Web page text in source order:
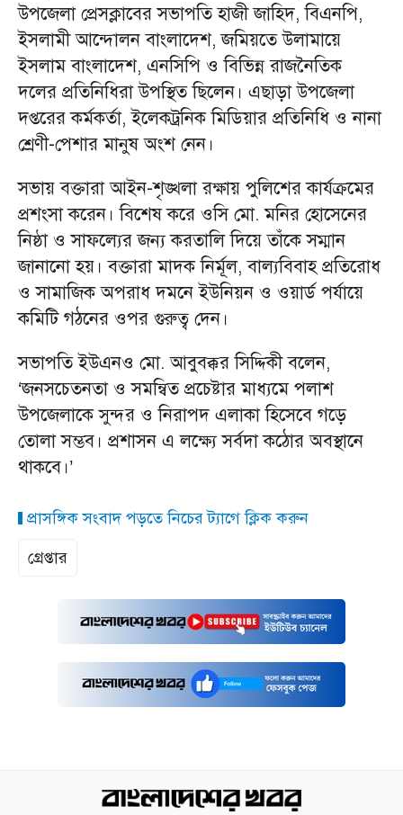
উপজেলা প্রেসক্লাবের সভাপতি হাজী জাহিদ, বিএনপি,
ইসলামী আন্দোলন বাংলাদেশ, জমিয়তে উলামায়ে
ইসলাম বাংলাদেশ, এনসিপি ও বিভিন্ন রাজনৈতিক
দলের প্রতিনিধিরা উপস্থিত ছিলেন। এছাড়া উপজেলা
দপ্তরের কর্মকর্তা, ইলেকট্রনিক মিডিয়ার প্রতিনিধি ও নানা
শ্রেণী-পেশার মানুষ অংশ নেন।
সভায় বক্তারা আইন-শৃঙ্খলা রক্ষায় পুলিশের কার্যক্রমের
প্রশংসা করেন। বিশেষ করে ওসি মো. মনির হোসেনের
নিষ্ঠা ও সাফল্যের জন্য করতালি দিয়ে তাঁকে সম্মান
জানানো হয়। বক্তারা মাদক নির্মূল, বাল্যবিবাহ প্রতিরোধ
ও সামাজিক অপরাধ দমনে ইউনিয়ন ও ওয়ার্ড পর্যায়ে
কমিটি গঠনের ওপর গুরুত্ব দেন।
সভাপতি ইউএনও মো. আবুবক্কর সিদ্দিকী বলেন,
‘জনসচেতনতা ও সমন্বিত প্রচেষ্টার মাধ্যমে পলাশ
উপজেলাকে সুন্দর ও নিরাপদ এলাকা হিসেবে গড়ে
তোলা সম্ভব। প্রশাসন এ লক্ষ্যে সর্বদা কঠোর অবস্থানে
থাকবে।’
প্রাসঙ্গিক সংবাদ পড়তে নিচের ট্যাগে ক্লিক করুন
গ্রেপ্তার